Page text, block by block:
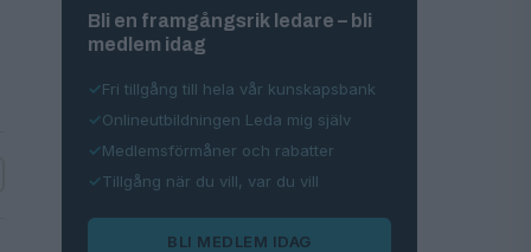
Bli en framgångsrik ledare – bli
medlem idag
Fri tillgång till hela vår kunskapsbank
Onlineutbildningen Leda mig själv
Medlemsförmåner och rabatter
Tillgång när du vill, var du vill
BLI MEDLEM IDAG